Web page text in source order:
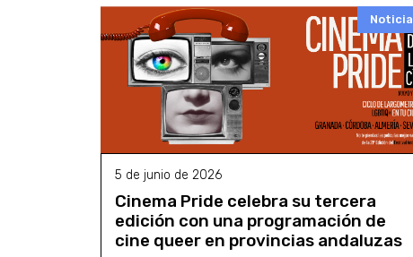
Noticia
5 de junio de 2026
Cinema Pride celebra su tercera
edición con una programación de
cine queer en provincias andaluzas